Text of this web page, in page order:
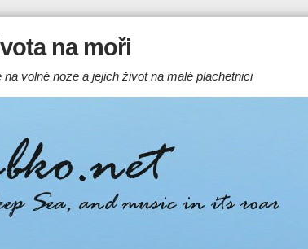
na moři
na volné noze a jejich život na malé plachetnici